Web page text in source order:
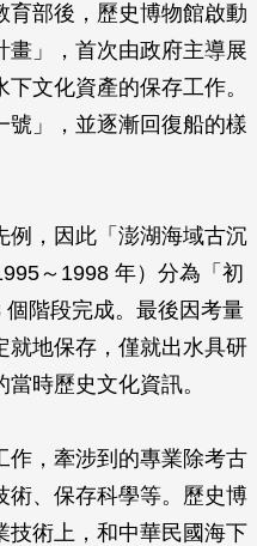
育部後，歷史博物館啟動
畫」，首次由政府主導展
文化資產的保存工作。
號」，並逐漸回復船的樣
例，因此「澎湖海域古沉
～1998 年）分為「初
階段完成。最後因考量
就地保存，僅就出水具研
時歷史文化資訊。
作，牽涉到的專業除考古
術、保存科學等。歷史博
技術上，和中華民國海下